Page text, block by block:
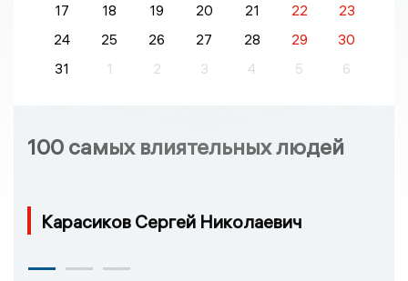
17
18 19 20 21 22
23
24
25 26 27 28 29
30
31
1 2 3 4 5 6
100 самых влиятельных людей
Карасиков Сергей Николаевич